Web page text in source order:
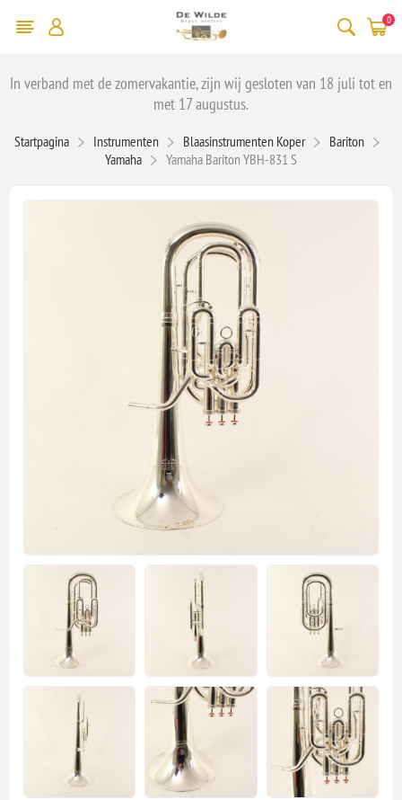
0
In verband met de zomervakantie, zijn wij gesloten van 18 juli tot en
met 17 augustus.
Startpagina Instrumenten Blaasinstrumenten Koper
Bariton
Yamaha
Yamaha Bariton YBH-831 S